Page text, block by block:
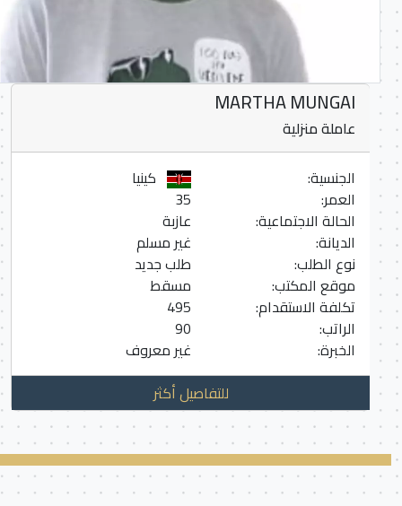
MARTHA MUNGAI
عاملة منزلية
الجنسية:
كينيا
العمر:
الحالة الاجتماعية:
عازبة
الديانة:
غير مسلم
نوع الطلب:
طلب جديد
موقع المكتب:
مسقط
تكلفة الاستقدام:
495
الراتب:
الخبرة:
غير معروف
للتفاصيل أكثر